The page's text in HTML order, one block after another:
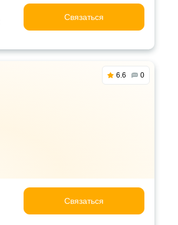
Связаться
6.6 0
Связаться